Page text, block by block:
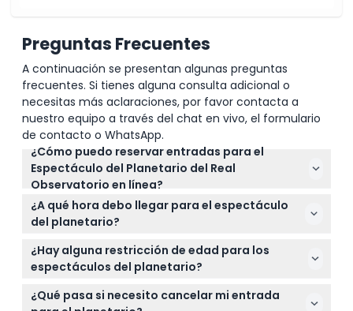
Preguntas Frecuentes
A continuación se presentan algunas preguntas
frecuentes. Si tienes alguna consulta adicional o
necesitas más aclaraciones, por favor contacta a
nuestro equipo a través del chat en vivo, el formulario
de contacto o WhatsApp.
¿Cómo puedo reservar entradas para el
Espectáculo del Planetario del Real
Observatorio en línea?
Puedes reservar fácilmente tus entradas en línea
aquí mismo en este sitio web seleccionando tu
fecha preferida y verificando los horarios
disponibles durante el proceso de reserva.
¿A qué hora debo llegar para el espectáculo
del planetario?
Procura llegar al menos 15 minutos antes de la hora
programada para asegurarte un asiento, ya que no
se admitirá a los que lleguen tarde.
¿Hay alguna restricción de edad para los
espectáculos del planetario?
No se permite la entrada a niños menores de 5
años, excepto para el espectáculo Ted's Aventura
¿Qué pasa si necesito cancelar mi entrada